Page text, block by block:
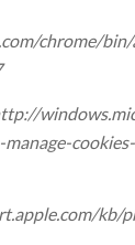
chrome/bin/
kb/